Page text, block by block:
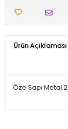
Ürün Açıklaması
Öze Sapı Metal